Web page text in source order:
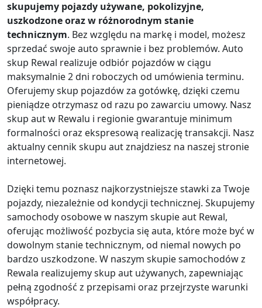
skupujemy pojazdy używane, pokolizyjne,
uszkodzone oraz w różnorodnym stanie
technicznym. Bez względu na markę i model, możesz
sprzedać swoje auto sprawnie i bez problemów. Auto
skup Rewal realizuje odbiór pojazdów w ciągu
maksymalnie 2 dni roboczych od umówienia terminu.
Oferujemy skup pojazdów za gotówkę, dzięki czemu
pieniądze otrzymasz od razu po zawarciu umowy. Nasz
skup aut w Rewalu i regionie gwarantuje minimum
formalności oraz ekspresową realizację transakcji. Nasz
aktualny cennik skupu aut znajdziesz na naszej stronie
internetowej.
Dzięki temu poznasz najkorzystniejsze stawki za Twoje
pojazdy, niezależnie od kondycji technicznej. Skupujemy
samochody osobowe w naszym skupie aut Rewal,
oferując możliwość pozbycia się auta, które może być w
dowolnym stanie technicznym, od niemal nowych po
bardzo uszkodzone. W naszym skupie samochodów z
Rewala realizujemy skup aut używanych, zapewniając
pełną zgodność z przepisami oraz przejrzyste warunki
współpracy.